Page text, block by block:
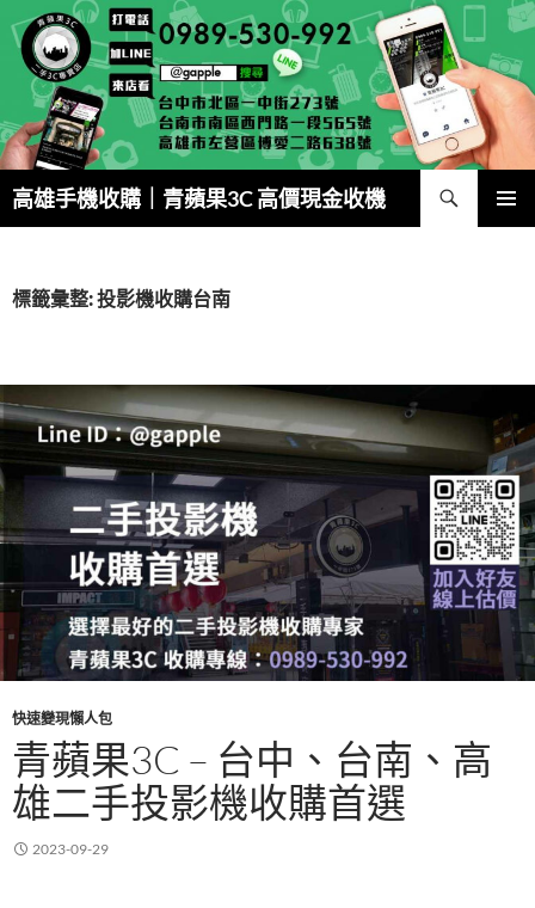
至
內
容
高雄手機收購｜青蘋果3C 高價現金收機
搜
尋
標籤彙整: 投影機收購台南
快速變現懶人包
青蘋果3C – 台中、台南、高
雄二手投影機收購首選
2023-09-29